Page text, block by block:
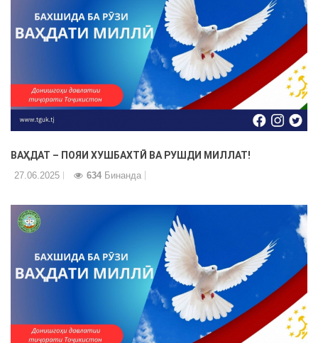
ВАҲДАТ – ПОЯИ ХУШБАХТӢ ВА РУШДИ МИЛЛАТ!
27.06.2025 634 Бинанда